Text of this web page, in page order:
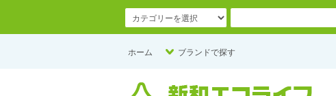
ホーム ブランドで探す